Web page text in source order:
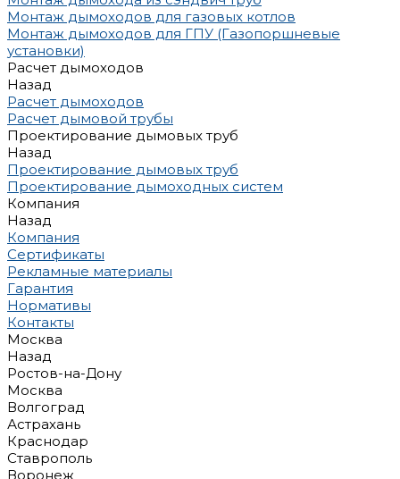
Монтаж дымоходов для газовых котлов
Монтаж дымоходов для ГПУ (Газопоршневые
установки)
Расчет дымоходов
Назад
Расчет дымоходов
Расчет дымовой трубы
Проектирование дымовых труб
Назад
Проектирование дымовых труб
Проектирование дымоходных систем
Компания
Назад
Компания
Сертификаты
Рекламные материалы
Гарантия
Нормативы
Контакты
Москва
Назад
Ростов-на-Дону
Москва
Волгоград
Астрахань
Краснодар
Ставрополь
Воронеж